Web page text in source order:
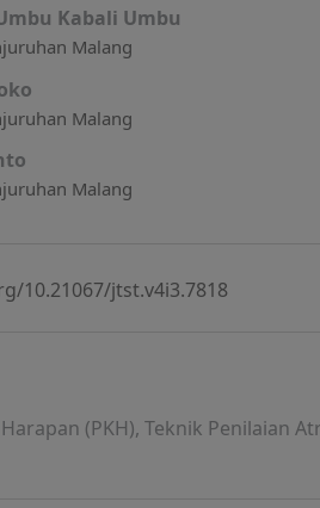
Kabali Umbu
Malang
Malang
Malang
10.21067/jtst.v4i3.7818
(PKH), Teknik Penilaian